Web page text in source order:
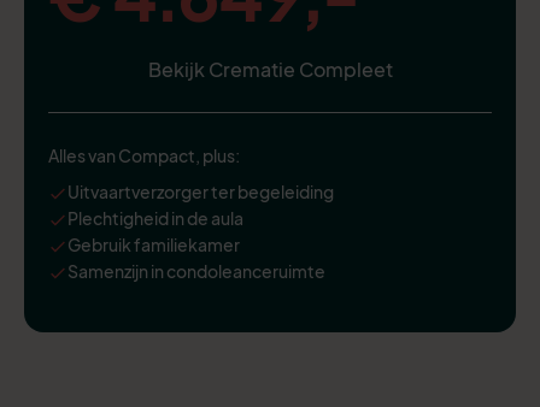
Bekijk Crematie Compleet
Alles van Compact, plus:
Uitvaartverzorger ter begeleiding
Plechtigheid in de aula
Gebruik familiekamer
Samenzijn in condoleanceruimte